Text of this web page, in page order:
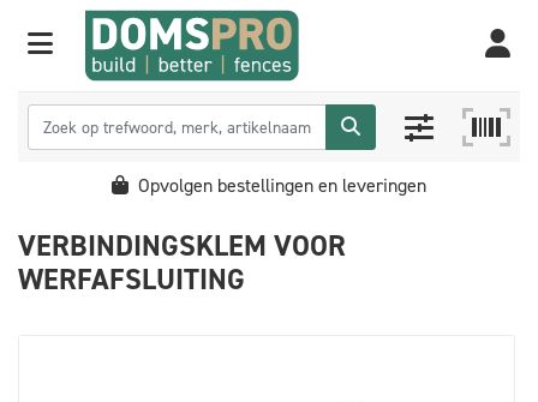
Opvolgen bestellingen en leveringen
VERBINDINGSKLEM VOOR
WERFAFSLUITING